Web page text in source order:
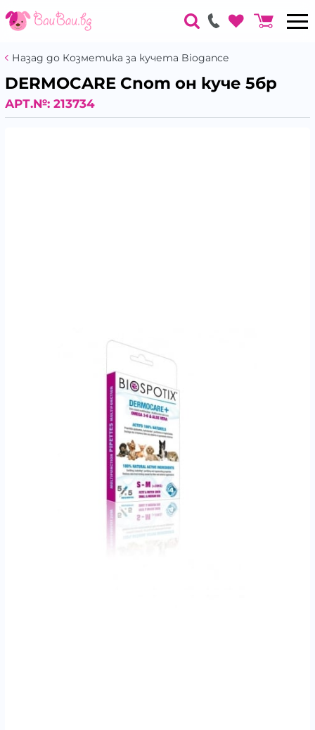
Назад до Козметика за кучета Biogance
DERMOCARE Спот он куче 5бр
АРТ.№: 213734